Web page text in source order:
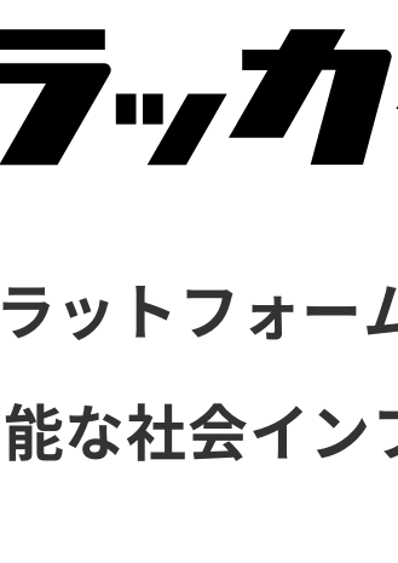
ットフォー
な社会イン